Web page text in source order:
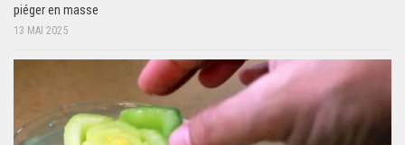
piéger en masse
13 MAI 2025